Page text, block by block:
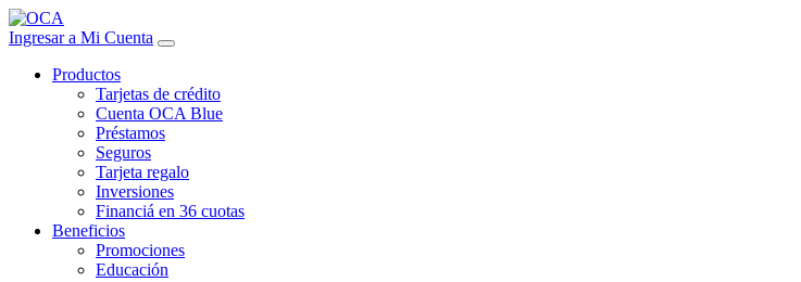
Ingresar a Mi Cuenta
Productos
Tarjetas de crédito
Cuenta OCA Blue
Préstamos
Seguros
Tarjeta regalo
Inversiones
Financiá en 36 cuotas
Beneficios
Promociones
Educación